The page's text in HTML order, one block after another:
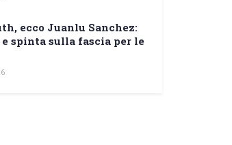
ecco Juanlu Sanchez:
spinta sulla fascia per le